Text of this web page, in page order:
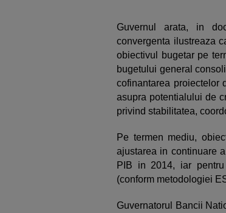
Guvernul arata, in
convergenta ilustreaza
obiectivul bugetar pe
bugetului general
cofinantarea proiectelor
asupra potentialului de
privind stabilitatea,
Pe termen mediu,
ajustarea in continuare
PIB in 2014, iar
(conform metodologiei
Guvernatorul Bancii